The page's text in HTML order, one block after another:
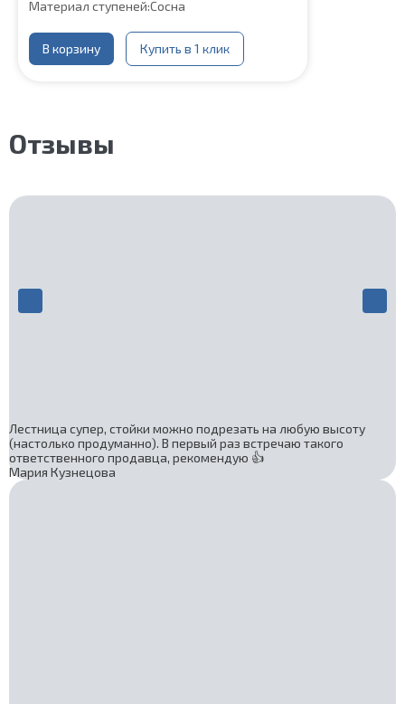
Материал ступеней:Сосна
В корзину Купить в 1 клик
Отзывы
Лестница супер, стойки можно подрезать на любую высоту
(настолько продуманно). В первый раз встречаю такого
ответственного продавца, рекомендую 👍
Мария Кузнецова